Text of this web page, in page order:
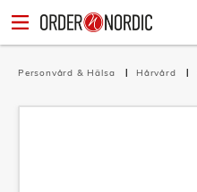
Personvård & Hälsa Hårvård